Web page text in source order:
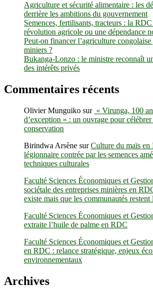
Agriculture et sécurité alimentaire : les
derrière les ambitions du gouvernement
Semences, fertilisants, tracteurs : la
révolution agricole ou une dépendance
Peut-on financer l’agriculture
miniers ?
Bukanga-Lonzo : le ministre reconnaît
des intérêts privés
Commentaires récents
Olivier Munguiko sur « Virunga, 100
d’exception » : un ouvrage pour
conservation
Birindwa Arsène surCulture du maïs
légionnaire contrée par les semences
techniques culturales
Faculté Sciences Économiques et
sociétale des entreprises minières en
existe mais que les communautés restent
Faculté Sciences Économiques et
extraite l’huile de palme en RDC
Faculté Sciences Économiques et
en RDC : relance stratégique, enjeux
environnementaux
Archives